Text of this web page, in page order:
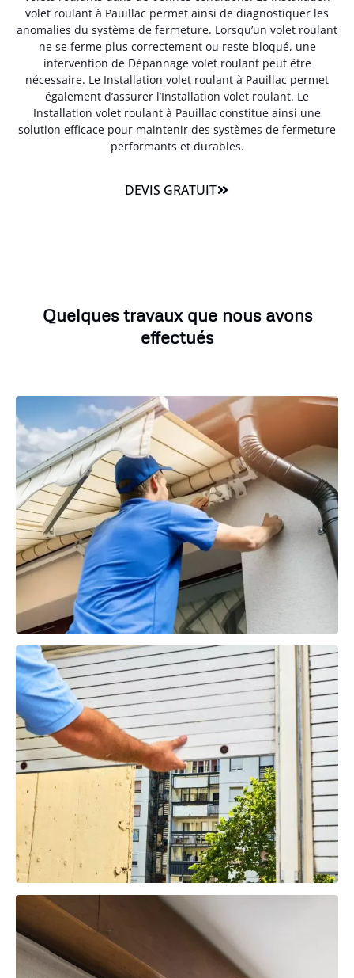
volet roulant à Pauillac permet ainsi de diagnostiquer les
anomalies du système de fermeture. Lorsqu’un volet roulant
ne se ferme plus correctement ou reste bloqué, une
intervention de Dépannage volet roulant peut être
nécessaire. Le Installation volet roulant à Pauillac permet
également d’assurer l’Installation volet roulant. Le
Installation volet roulant à Pauillac constitue ainsi une
solution efficace pour maintenir des systèmes de fermeture
performants et durables.
DEVIS GRATUIT
Quelques travaux que nous avons
effectués